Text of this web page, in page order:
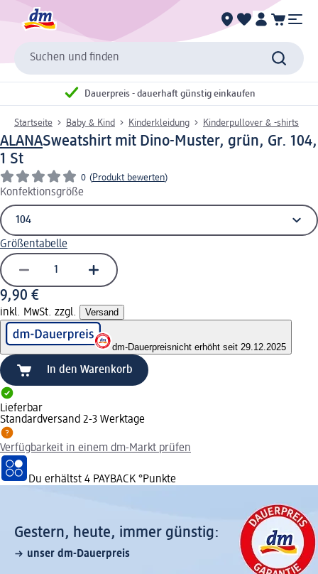
Suchen und finden
Dauerpreis - dauerhaft günstig einkaufen
Startseite Baby & Kind Kinderkleidung Kinderpullover & -shirts
ALANASweatshirt mit Dino-Muster, grün, Gr. 104,
1 St
0 (Produkt bewerten)
Konfektionsgröße
Größentabelle
9,90 €
inkl. MwSt. zzgl. Versand
dm-Dauerpreisnicht erhöht seit 29.12.2025
In den Warenkorb
Lieferbar
Standardversand 2-3 Werktage
Verfügbarkeit in einem dm-Markt prüfen
Du erhältst 4 PAYBACK °Punkte
Gestern, heute, immer günstig:
unser dm-Dauerpreis